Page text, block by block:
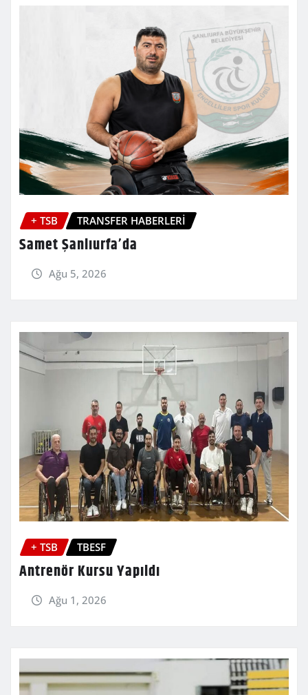
+ TSB TRANSFER HABERLERİ
Samet Şanlıurfa’da
Ağu 5, 2026
+ TSB TBESF
Antrenör Kursu Yapıldı
Ağu 1, 2026